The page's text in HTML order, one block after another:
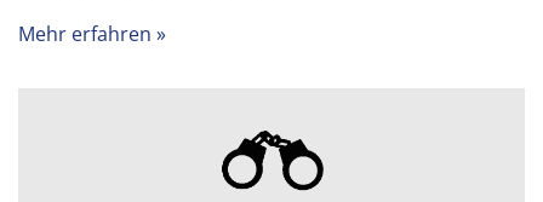
Mehr erfahren